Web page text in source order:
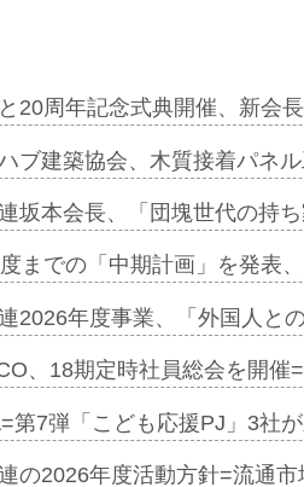
提案=P…
ンビ…
=リンナ…
込む=…
始=三協…
20周年記念式典開催、新会
ブ建築協会、木質接着パネ
坂本会長、「団塊世代の持
までの「中期計画」を発表
2026年度事業、「外国人と
、18期定時社員総会を開
第7弾「こども応援PJ」3社
の2026年度活動方針=流通